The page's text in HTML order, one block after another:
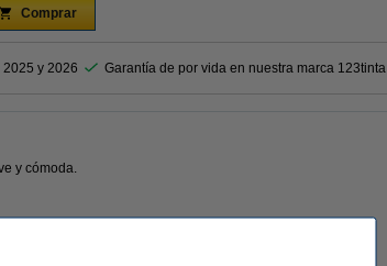
Comprar
y 2026 Garantía de por vida en nuestra marca 123tinta
y cómoda.